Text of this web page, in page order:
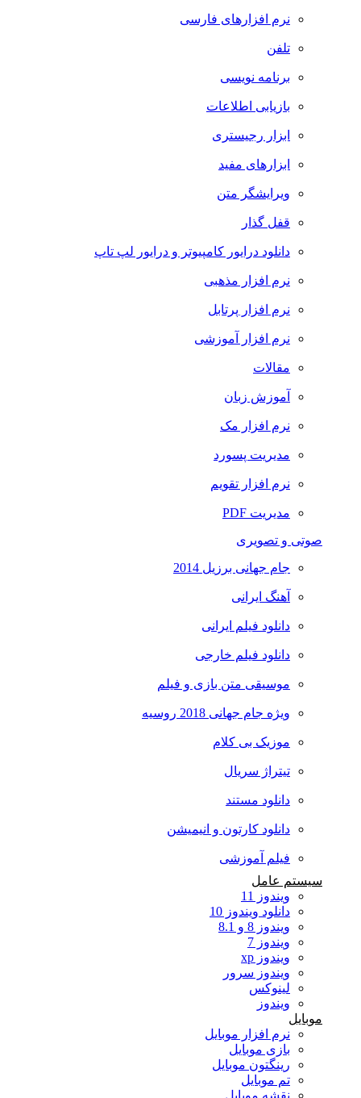
نرم افزارهای فارسی
تلفن
برنامه نویسی
بازیابی اطلاعات
ابزار رجیستری
ابزارهای مفید
ویرایشگر متن
قفل گذار
دانلود درایور کامپیوتر و درایور لپ تاپ
نرم افزار مذهبی
نرم افزار پرتابل
نرم افزار آموزشی
مقالات
آموزش زبان
نرم افزار مک
مدیریت پسورد
نرم افزار تقویم
مدیریت PDF
صوتی و تصویری
جام جهانی برزیل 2014
آهنگ ایرانی
دانلود فیلم ایرانی
دانلود فیلم خارجی
موسیقی متن بازی و فیلم
ویژه جام جهانی 2018 روسیه
موزیک بی کلام
تیتراژ سریال
دانلود مستند
دانلود کارتون و انیمیشن
فیلم آموزشی
سیستم عامل
ویندوز 11
دانلود ویندوز 10
ویندوز 8 و 8.1
ویندوز 7
ویندوز xp
ویندوز سرور
لینوکس
ویندوز
موبایل
نرم افزار موبایل
بازی موبایل
رینگتون موبایل
تم موبایل
نقشه موبایل